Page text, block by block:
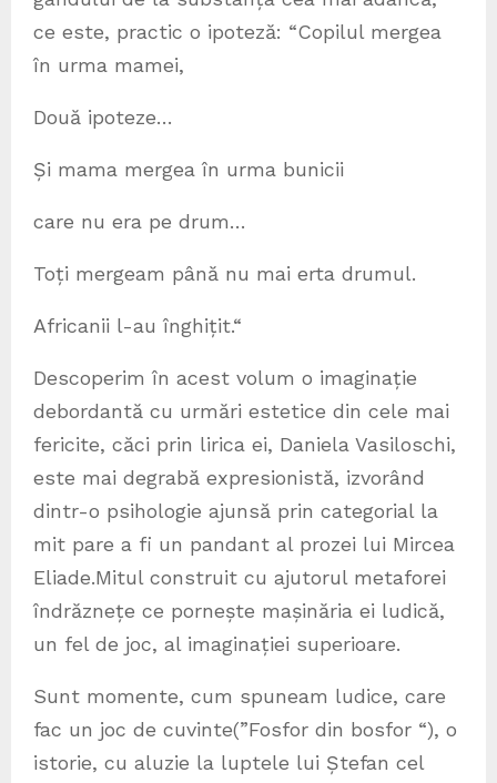
ce este, practic o ipoteză: “Copilul mergea
în urma mamei,
Două ipoteze…
Și mama mergea în urma bunicii
care nu era pe drum…
Toți mergeam până nu mai erta drumul.
Africanii l-au înghițit.“
Descoperim în acest volum o imaginație
debordantă cu urmări estetice din cele mai
fericite, căci prin lirica ei, Daniela Vasiloschi,
este mai degrabă expresionistă, izvorând
dintr-o psihologie ajunsă prin categorial la
mit pare a fi un pandant al prozei lui Mircea
Eliade.Mitul construit cu ajutorul metaforei
îndrăznețe ce pornește mașinăria ei ludică,
un fel de joc, al imaginației superioare.
Sunt momente, cum spuneam ludice, care
fac un joc de cuvinte(”Fosfor din bosfor “), o
istorie, cu aluzie la luptele lui Ștefan cel